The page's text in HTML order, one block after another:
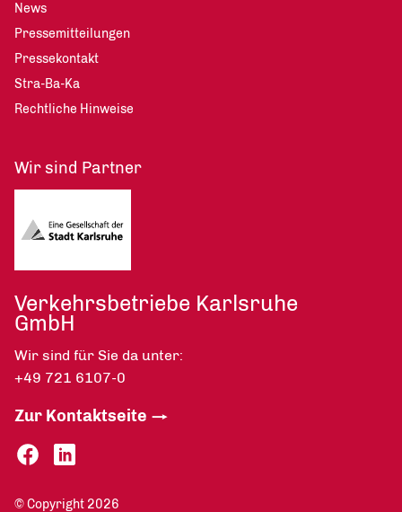
News
Pressemitteilungen
Pressekontakt
Stra-Ba-Ka
Rechtliche Hinweise
Wir sind Partner
Verkehrsbetriebe Karlsruhe
GmbH
Wir sind für Sie da unter:
+49 721 6107-0
Zur Kontaktseite
© Copyright 2026